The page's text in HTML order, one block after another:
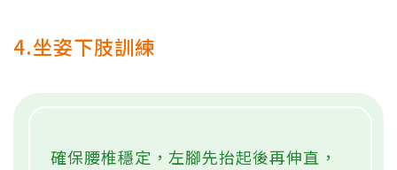
4.坐姿下肢訓練
確保腰椎穩定，左腳先抬起後再伸直，